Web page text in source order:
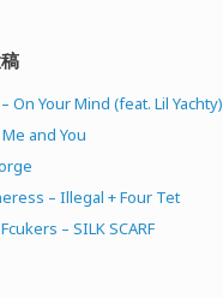
On Your Mind (feat. Lil Yachty)
and You
– Illegal + Four Tet
– SILK SCARF